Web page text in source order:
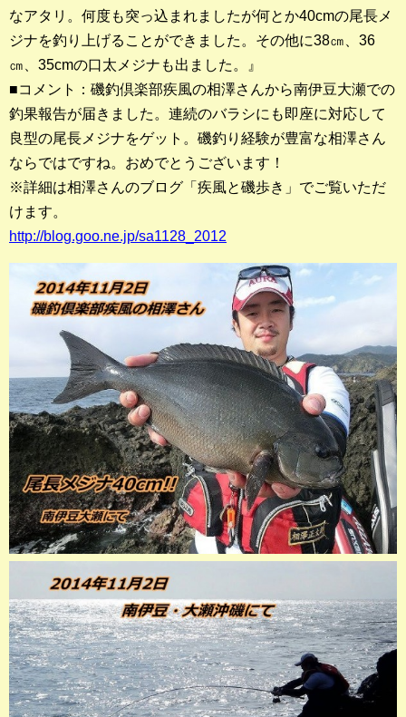
なアタリ。何度も突っ込まれましたが何とか40cmの尾長メ
ジナを釣り上げることができました。その他に38㎝、36
㎝、35cmの口太メジナも出ました。』
■コメント：磯釣倶楽部疾風の相澤さんから南伊豆大瀬での
釣果報告が届きました。連続のバラシにも即座に対応して
良型の尾長メジナをゲット。磯釣り経験が豊富な相澤さん
ならではですね。おめでとうございます！
※詳細は相澤さんのブログ「疾風と磯歩き」でご覧いただ
けます。
http://blog.goo.ne.jp/sa1128_2012
クロダイ部門
メジナ部門
シロギス部門
過去の釣果ランキング
ブログ・釣行記
スタッフブログ
スタッフ釣行記
釣果投稿フォーム
お問い合わせ